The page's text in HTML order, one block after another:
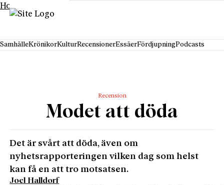
Hoppa till innehåll
SamhälleKrönikorKulturRecensionerEssäerFördjupningPodcasts
Recension
Modet att döda
Det är svårt att döda, även om
nyhetsrapporteringen vilken dag som helst
kan få en att tro motsatsen.
Joel Halldorf